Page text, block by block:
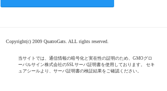
Copyright(c) 2009 QuatroGats. ALL rights reserved.
当サイトでは、通信情報の暗号化と実在性の証明のため、GMOグロ
ーバルサイン株式会社のSSLサーバ証明書を使用しております。 セキ
ュアシールより、サーバ証明書の検証結果をご確認ください。